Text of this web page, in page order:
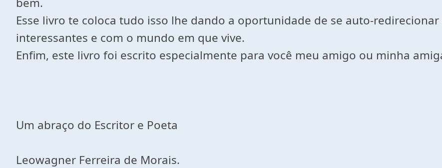
Esse livro te coloca tudo isso lhe dando a oportunidade de se auto-
interessantes e com o mundo em que vive.
Enfim, este livro foi escrito especialmente para você meu amigo ou minha
Um abraço do Escritor e Poeta
Leowagner Ferreira de Morais.